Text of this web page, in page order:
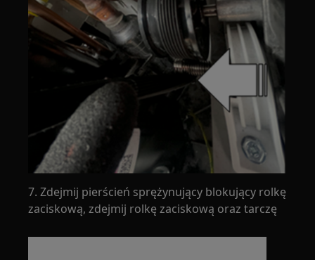
7. Zdejmij pierścień sprężynujący blokujący rolkę
zaciskową, zdejmij rolkę zaciskową oraz tarczę